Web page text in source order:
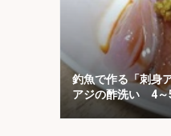
釣魚で作る「刺身
アジの酢洗い 4～